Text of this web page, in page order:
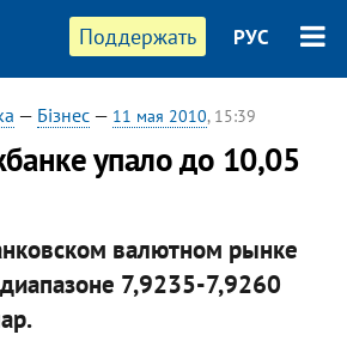
Поддержать РУС
— Бізнес— 11 мая 2010, 15:39
упало до 10,05
валютном рынке
7,9235-7,9260